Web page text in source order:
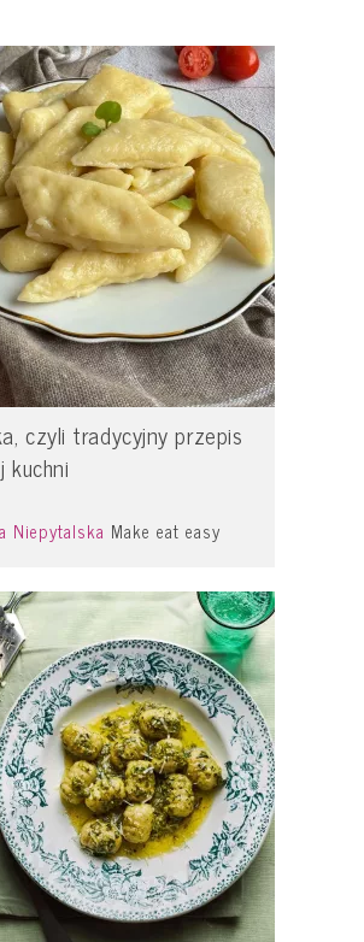
czyli tradycyjny przepis
kuchni
Niepytalska Make eat easy